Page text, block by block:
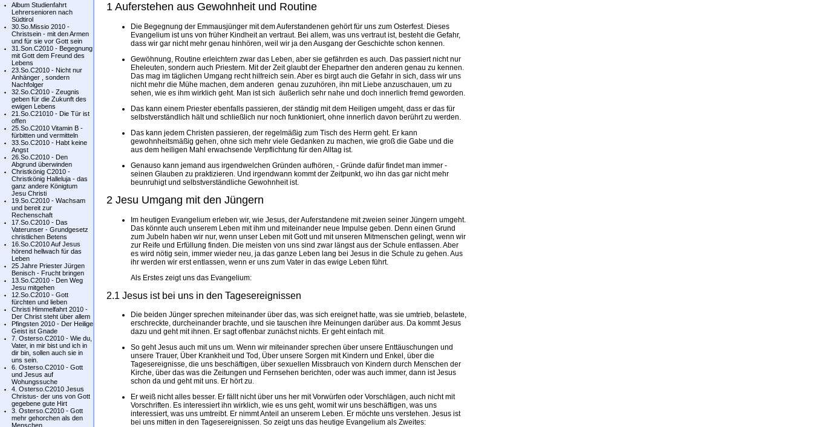
Album Studienfahrt
Lehrersenioren nach
Südtirol
30.So.Missio 2010 -
Christsein - mit den Armen
und für sie vor Gott sein
31.Son.C2010 - Begegnung
mit Gott dem Freund des
Lebens
23.So.C2010 - Nicht nur
Anhänger , sondern
Nachfolger
32.So.C2010 - Zeugnis
geben für die Zukunft des
ewigen Lebens
21.So.C21010 - Die Tür ist
offen
25.So.C2010 Vitamin B -
fürbitten und vermitteln
33.So.C2010 - Habt keine
Angst
26.So.C2010 - Den
Abgrund überwinden
Christkönig C2010 -
Christkönig Halleluja - das
ganz andere Königtum
Jesu Christi
19.So.C2010 - Wachsam
und bereit zur
Rechenschaft
17.So.C2010 - Das
Vaterunser - Grundgesetz
christlichen Betens
16.So.C2010 Auf Jesus
hörend hellwach für das
Leben
25 Jahre Priester Jürgen
Benisch - Frucht bringen
13.So.C2010 - Den Weg
Jesu mitgehen
12.So.C2010 - Gott
fürchten und lieben
Christi Himmelfahrt 2010 -
Der Christ steht über allem
Pfingsten 2010 - Der Heilige
Geist ist Gnade
7. Osterso.C2010 - Wie du,
Vater, in mir bist und ich in
dir bin, sollen auch sie in
uns sein.
6. Osterso.C2010 - Gott
und Jesus auf
Wohungssuche
4. Osterso.C2010 Jesus
Christus- der uns von Gott
gegebene gute Hirt
3. Osterso.C2010 - Gott
mehr gehorchen als den
Menschen
1 Auferstehen aus Gewohnheit und Routine
Die Begegnung der Emmausjünger mit dem Auferstandenen gehört für uns zum Osterfest. Dieses
Evangelium ist uns von früher Kindheit an vertraut. Bei allem, was uns vertraut ist, besteht die Gefahr,
dass wir gar nicht mehr genau hinhören, weil wir ja den Ausgang der Geschichte schon kennen.
Gewöhnung, Routine erleichtern zwar das Leben, aber sie gefährden es auch. Das passiert nicht nur
Eheleuten, sondern auch Priestern. Mit der Zeit glaubt der Ehepartner den anderen genau zu kennen.
Das mag im täglichen Umgang recht hilfreich sein. Aber es birgt auch die Gefahr in sich, dass wir uns
nicht mehr die Mühe machen, dem anderen genau zuzuhören, ihn mit Liebe anzuschauen, um zu
sehen, wie es ihm wirklich geht. Man ist sich äußerlich sehr nahe und doch innerlich fremd geworden.
Das kann einem Priester ebenfalls passieren, der ständig mit dem Heiligen umgeht, dass er das für
selbstverständlich hält und schließlich nur noch funktioniert, ohne innerlich davon berührt zu werden.
Das kann jedem Christen passieren, der regelmäßig zum Tisch des Herrn geht. Er kann
gewohnheitsmäßig gehen, ohne sich mehr viele Gedanken zu machen, wie groß die Gabe und die
aus dem heiligen Mahl erwachsende Verpflichtung für den Alltag ist.
Genauso kann jemand aus irgendwelchen Gründen aufhören, - Gründe dafür findet man immer -
seinen Glauben zu praktizieren. Und irgendwann kommt der Zeitpunkt, wo ihn das gar nicht mehr
beunruhigt und selbstverständliche Gewohnheit ist.
2 Jesu Umgang mit den Jüngern
Im heutigen Evangelium erleben wir, wie Jesus, der Auferstandene mit zweien seiner Jüngern umgeht.
Das könnte auch unserem Leben mit ihm und miteinander neue Impulse geben. Denn einen Grund
zum Jubeln haben wir nur, wenn unser Leben mit Gott und mit unseren Mitmenschen gelingt, wenn wir
zur Reife und Erfüllung finden. Die meisten von uns sind zwar längst aus der Schule entlassen. Aber
es wird nötig sein, immer wieder neu, ja das ganze Leben lang bei Jesus in die Schule zu gehen. Aus
ihr werden wir erst entlassen, wenn er uns zum Vater in das ewige Leben führt.
Als Erstes zeigt uns das Evangelium:
2.1 Jesus ist bei uns in den Tagesereignissen
Die beiden Jünger sprechen miteinander über das, was sich ereignet hatte, was sie umtrieb, belastete,
erschreckte, durcheinander brachte, und sie tauschen ihre Meinungen darüber aus. Da kommt Jesus
dazu und geht mit ihnen. Er sagt offenbar zunächst nichts. Er geht einfach mit.
So geht Jesus auch mit uns um. Wenn wir miteinander sprechen über unsere Enttäuschungen und
unsere Trauer, Über Krankheit und Tod, Über unsere Sorgen mit Kindern und Enkel, über die
Tagesereignisse, die uns beschäftigen, über sexuellen Missbrauch von Kindern durch Menschen der
Kirche, über das was die Zeitungen und Fernsehen berichten, oder was auch immer, dann ist Jesus
schon da und geht mit uns. Er hört zu.
Er weiß nicht alles besser. Er fällt nicht über uns her mit Vorwürfen oder Vorschlägen, auch nicht mit
Vorschriften. Es interessiert ihn wirklich, wie es uns geht, womit wir uns beschäftigen, was uns
interessiert, was uns umtreibt. Er nimmt Anteil an unserem Leben. Er möchte uns verstehen. Jesus ist
bei uns mitten in den Tagesereignissen. So zeigt uns das heutige Evangelium als Zweites: